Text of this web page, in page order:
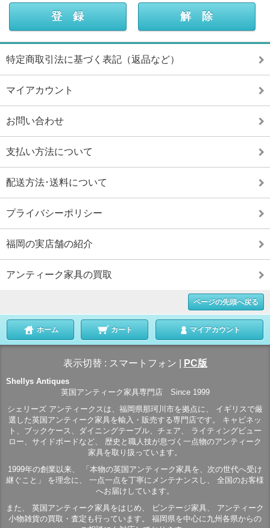
特定商取引法に基づく表記（返品など）
マイアカウント
お問い合わせ
支払い方法について
配送方法･送料について
プライバシーポリシー
福岡の実店舗の紹介
アンティーク家具の買取
ページの先頭へ戻る
ホーム カート マイアカウント
表示切替 : スマートフォン PC版
Shellys Antiques
英国アンティーク家具専門店 Since 1999
シェリーズ アンティークスは、福岡県那珂川市を拠点に、 イギリスで厳
選した英国アンティーク家具を輸入・販売する専門店です。 キャビネッ
ト、ブックケース、ダイニングテーブル、チェア、 ライティングビュー
ロー、サイドボードなど、 歴史と職人技が息づく一点物のアンティーク
家具を取り扱っています。
1999年の創業以来、 「本物の英国アンティーク家具を、次の世代へ受け
継ぐこと」 を理念に、 一点一点を丁寧にメンテナンスし、 全国のお客様
へお届けしています。
また、 英国アンティーク家具をはじめ、 ビンテージ家具、 アンティーク
小物雑貨の買取・査定も行っています。 福岡県を中心に九州各県からの